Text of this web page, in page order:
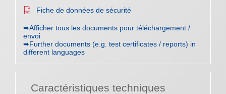
Fiche de données de sécurité
➥Afficher tous les documents pour téléchargement /
envoi
➥Further documents (e.g. test certificates / reports) in
different languages
Caractéristiques techniques